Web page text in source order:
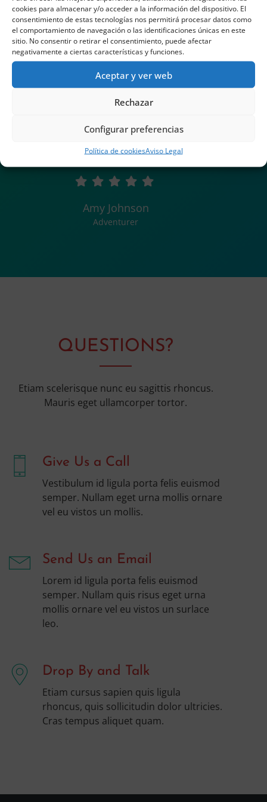
cookies para almacenar y/o acceder a la información del dispositivo. El
consentimiento de estas tecnologías nos permitirá procesar datos como
el comportamiento de navegación o las identificaciones únicas en este
sitio. No consentir o retirar el consentimiento, puede afectar
negativamente a ciertas características y funciones.
Aceptar y ver web
Rechazar
Configurar preferencias
Política de cookiesAviso Legal
Our stay was amazing. Just
perfect. Already planning
our next trip back!
Amy Johnson
Adventurer
QUESTIONS?
Etiam scelerisque nunc eu sagittis rhoncus.
Mauris eget ullamcorper tortor.
Give Us a Call
Vestibulum id ligula porta felis euismod
semper. Nullam eget urna mollis ornare
vel eu vistos un mollis.
Send Us an Email
Lorem id ligula porta felis euismod
semper. Nullam quis risus eget urna
mollis ornare vel eu vistos un surlace
leo.
Drop By and Talk
Etiam cursus sapien quis ligula
rhoncus, quis sollicitudin dolor ultricies.
Cras tempus aliquet quam.